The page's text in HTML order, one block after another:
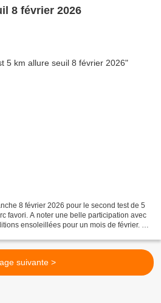
8 février 2026
8 février 2026 pour le second test de 5
favori. A noter une belle participation avec
ensoleillées pour un mois de février. Un
suivante >